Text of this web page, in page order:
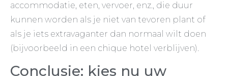
accommodatie, eten, vervoer, enz., die duur
kunnen worden als je niet van tevoren plant of
als je iets extravaganter dan normaal wilt doen
(bijvoorbeeld in een chique hotel verblijven).
Conclusie: kies nu uw